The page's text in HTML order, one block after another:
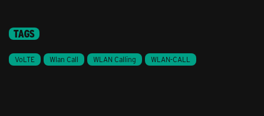
TAGS
VoLTE Wlan Call WLAN Calling WLAN-CALL